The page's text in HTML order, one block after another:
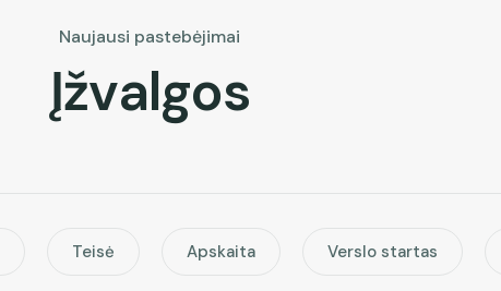
Naujausi pastebėjimai
Įžvalgos
Teisė Apskaita Verslo startas